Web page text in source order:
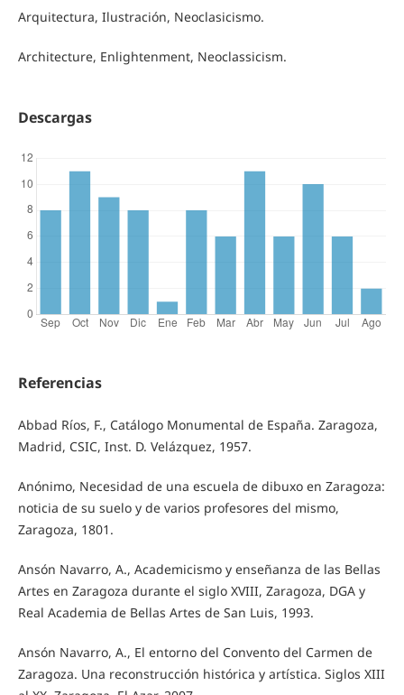
Arquitectura, Ilustración, Neoclasicismo.
Architecture, Enlightenment, Neoclassicism.
Descargas
Referencias
Abbad Ríos, F., Catálogo Monumental de España. Zaragoza,
Madrid, CSIC, Inst. D. Velázquez, 1957.
Anónimo, Necesidad de una escuela de dibuxo en Zaragoza:
noticia de su suelo y de varios profesores del mismo,
Zaragoza, 1801.
Ansón Navarro, A., Academicismo y enseñanza de las Bellas
Artes en Zaragoza durante el siglo XVIII, Zaragoza, DGA y
Real Academia de Bellas Artes de San Luis, 1993.
Ansón Navarro, A., El entorno del Convento del Carmen de
Zaragoza. Una reconstrucción histórica y artística. Siglos XIII